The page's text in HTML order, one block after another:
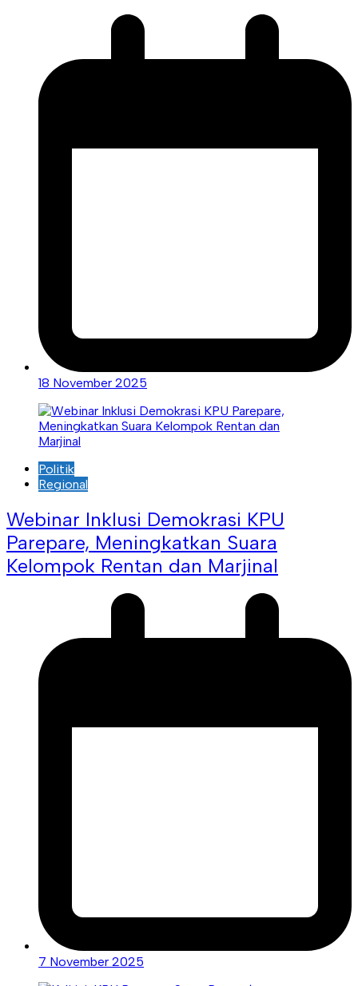
18 November 2025
Politik
Regional
Webinar Inklusi Demokrasi KPU
Parepare, Meningkatkan Suara
Kelompok Rentan dan Marjinal
7 November 2025